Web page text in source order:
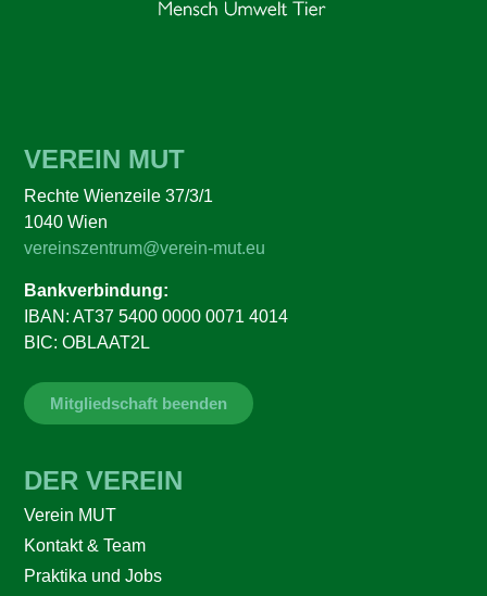
VEREIN MUT
Rechte Wienzeile 37/3/1
1040 Wien
vereinszentrum@verein-mut.eu
Bankverbindung:
IBAN: AT37 5400 0000 0071 4014
BIC: OBLAAT2L
Mitgliedschaft beenden
DER VEREIN
Verein MUT
Kontakt & Team
Praktika und Jobs